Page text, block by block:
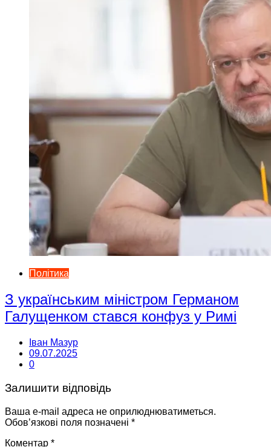
Політика
З українським міністром Германом
Галущенком стався конфуз у Римі
Іван Мазур
09.07.2025
0
Залишити відповідь
Ваша e-mail адреса не оприлюднюватиметься.
Обов’язкові поля позначені *
Коментар *